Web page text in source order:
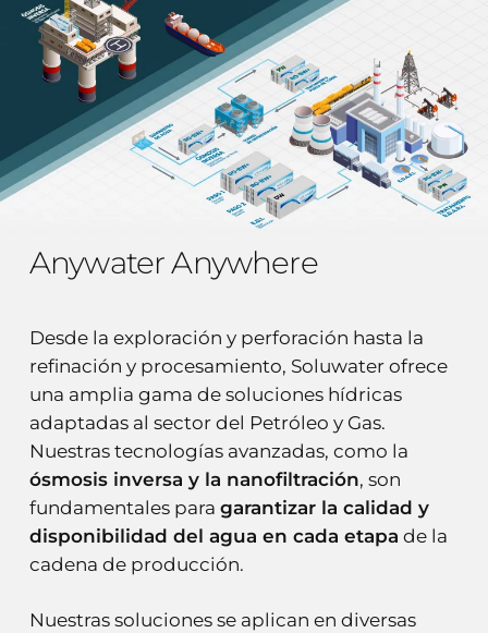
Anywater Anywhere
Desde la exploración y perforación hasta la
refinación y procesamiento, Soluwater ofrece
una amplia gama de soluciones hídricas
adaptadas al sector del Petróleo y Gas.
Nuestras tecnologías avanzadas, como la
ósmosis inversa y la nanofiltración, son
fundamentales para garantizar la calidad y
disponibilidad del agua en cada etapa de la
cadena de producción.
Nuestras soluciones se aplican en diversas